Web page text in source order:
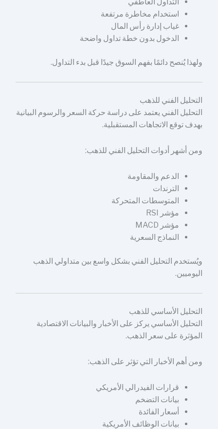
استخدام مخاطرة مرتفعة
غياب إدارة رأس المال
الدخول بدون خطة تداول واضحة
ولهذا يُنصح دائمًا بفهم السوق جيدًا قبل بدء التداول.
التحليل الفني للذهب
التحليل الفني يعتمد على دراسة حركة السعر والرسوم البيانية
بهدف توقع الاتجاهات المستقبلية.
ومن أشهر أدوات التحليل الفني للذهب:
الدعم والمقاومة
الترندات
المتوسطات المتحركة
مؤشر RSI
مؤشر MACD
النماذج السعرية
ويُستخدم التحليل الفني بشكل واسع بين متداولي الذهب
اليوميين.
التحليل الأساسي للذهب
التحليل الأساسي يركز على الأخبار والبيانات الاقتصادية
المؤثرة على سعر الذهب.
ومن أهم الأخبار التي تؤثر على الذهب:
قرارات الفيدرالي الأمريكي
بيانات التضخم
أسعار الفائدة
بيانات الوظائف الأمريكية